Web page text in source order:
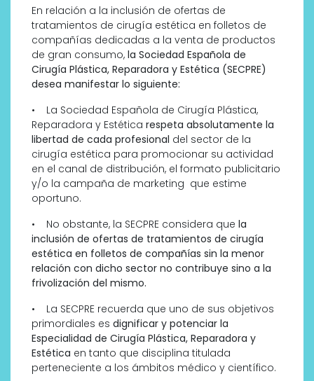
En relación a la inclusión de ofertas de
tratamientos de cirugía estética en folletos de
compañías dedicadas a la venta de productos
de gran consumo, la Sociedad Española de
Cirugía Plástica, Reparadora y Estética (SECPRE)
desea manifestar lo siguiente:
• La Sociedad Española de Cirugía Plástica,
Reparadora y Estética respeta absolutamente la
libertad de cada profesional del sector de la
cirugía estética para promocionar su actividad
en el canal de distribución, el formato publicitario
y/o la campaña de marketing que estime
oportuno.
• No obstante, la SECPRE considera que la
inclusión de ofertas de tratamientos de cirugía
estética en folletos de compañías sin la menor
relación con dicho sector no contribuye sino a la
frivolización del mismo.
• La SECPRE recuerda que uno de sus objetivos
primordiales es dignificar y potenciar la
Especialidad de Cirugía Plástica, Reparadora y
Estética en tanto que disciplina titulada
perteneciente a los ámbitos médico y científico.